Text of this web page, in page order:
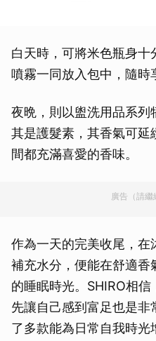
白天時，可將米色瓶身
噴霧一同放入包中，隨時
夜晩，則以盥洗用品系
其是護髮素，其香氣可延
間都充滿喜愛的香味。
廣告（請繼
作為一天的完美收尾，在
補充水分，便能在舒適香
的睡眠時光。SHIRO相
先讓自己感到富足也是
了多款能為日常自我時